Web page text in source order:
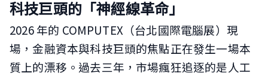
科技巨頭的「神經線革命」
2026 年的 COMPUTEX（台北國際電腦展）現
場，金融資本與科技巨頭的焦點正在發生一場本
質上的漂移。過去三年，市場瘋狂追逐的是人工